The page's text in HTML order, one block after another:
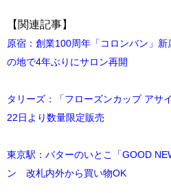
【関連記事】
原宿：創業100周年「コロンバン」
の地で4年ぶりにサロン再開
タリーズ：「フローズンカップ アサ
22日より数量限定販売
東京駅：バターのいとこ「GOOD
ン 改札内外から買い物OK